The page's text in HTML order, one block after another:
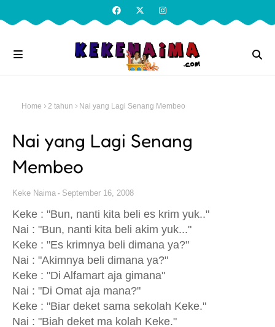
Home 2 tahun Nai yang Lagi Senang Membeo
Nai yang Lagi Senang
Membeo
Keke Naima September 16, 2008
Keke : "Bun, nanti kita beli es krim yuk.."
Nai : "Bun, nanti kita beli akim yuk..."
Keke : "Es krimnya beli dimana ya?"
Nai : "Akimnya beli dimana ya?"
Keke : "Di Alfamart aja gimana"
Nai : "Di Omat aja mana?"
Keke : "Biar deket sama sekolah Keke."
Nai : "Biah deket ma kolah Keke."